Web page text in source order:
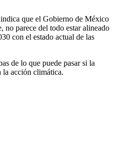
que el Gobierno de México
no parece del todo estar alineado
con el estado actual de las
de lo que puede pasar si la
la acción climática.